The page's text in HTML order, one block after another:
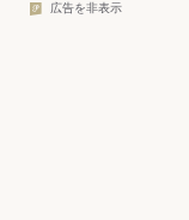
広告を非表示